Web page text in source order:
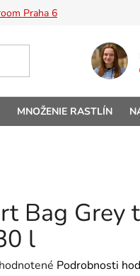
Praha 6
MNOŽENIE RASTLÍN
Bag Grey
l
hodnotenie produktu
Podrobnosti